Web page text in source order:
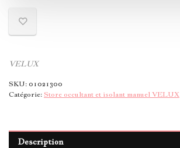
VELUX
SKU:01021300
Catégorie:Store occultant et isolant manuel VELUX
Description